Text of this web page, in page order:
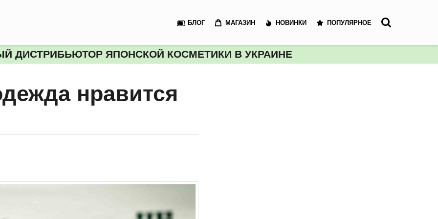
БЛОГ МАГАЗИН НОВИНКИ ПОПУЛЯРНОЕ
ДИСТРИБЬЮТОР ЯПОНСКОЙ КОСМЕТИКИ В УКРАИНЕ
нравится